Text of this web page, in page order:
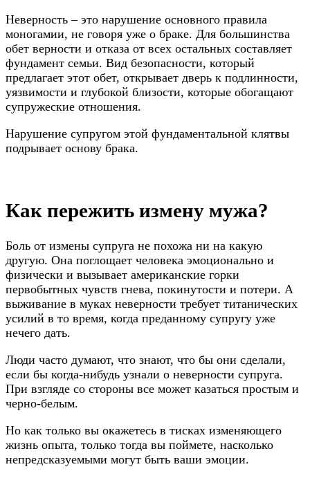
Неверность – это нарушение основного правила
моногамии, не говоря уже о браке. Для большинства
обет верности и отказа от всех остальных составляет
фундамент семьи. Вид безопасности, который
предлагает этот обет, открывает дверь к подлинности,
уязвимости и глубокой близости, которые обогащают
супружеские отношения.
Нарушение супругом этой фундаментальной клятвы
подрывает основу брака.
Как пережить измену мужа?
Боль от измены супруга не похожа ни на какую
другую. Она поглощает человека эмоционально и
физически и вызывает американские горки
первобытных чувств гнева, покинутости и потери. А
выживание в муках неверности требует титанических
усилий в то время, когда преданному супругу уже
нечего дать.
Люди часто думают, что знают, что бы они сделали,
если бы когда-нибудь узнали о неверности супруга.
При взгляде со стороны все может казаться простым и
черно-белым.
Но как только вы окажетесь в тисках изменяющего
жизнь опыта, только тогда вы поймете, насколько
непредсказуемыми могут быть ваши эмоции.